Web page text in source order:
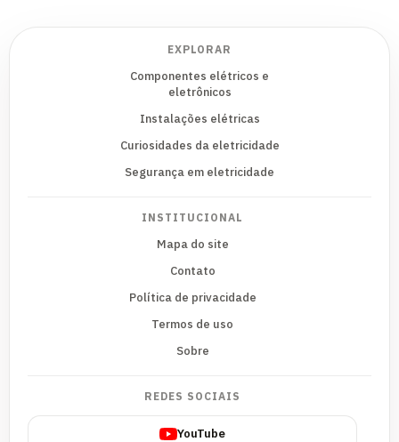
EXPLORAR
Componentes elétricos e
eletrônicos
Instalações elétricas
Curiosidades da eletricidade
Segurança em eletricidade
INSTITUCIONAL
Mapa do site
Contato
Política de privacidade
Termos de uso
Sobre
REDES SOCIAIS
YouTube